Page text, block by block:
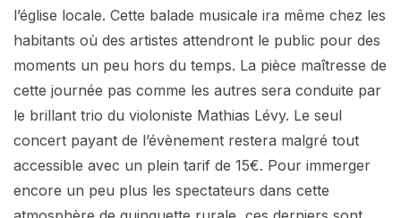
l’église locale. Cette balade musicale ira même chez les
habitants où des artistes attendront le public pour des
moments un peu hors du temps. La pièce maîtresse de
cette journée pas comme les autres sera conduite par
le brillant trio du violoniste Mathias Lévy. Le seul
concert payant de l’évènement restera malgré tout
accessible avec un plein tarif de 15€. Pour immerger
encore un peu plus les spectateurs dans cette